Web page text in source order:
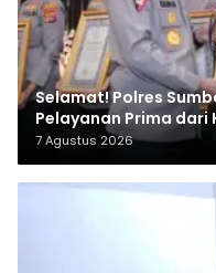
Selamat! Polres
Pelayanan Prima dari
7 Agustus 2026